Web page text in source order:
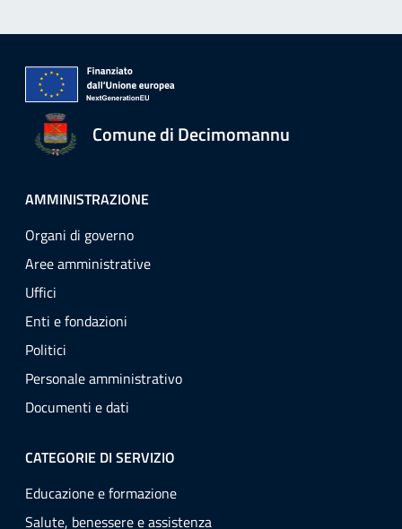
Comune di Decimomannu
AMMINISTRAZIONE
Organi di governo
Aree amministrative
Uffici
Enti e fondazioni
Politici
Personale amministrativo
Documenti e dati
CATEGORIE DI SERVIZIO
Educazione e formazione
Salute, benessere e assistenza